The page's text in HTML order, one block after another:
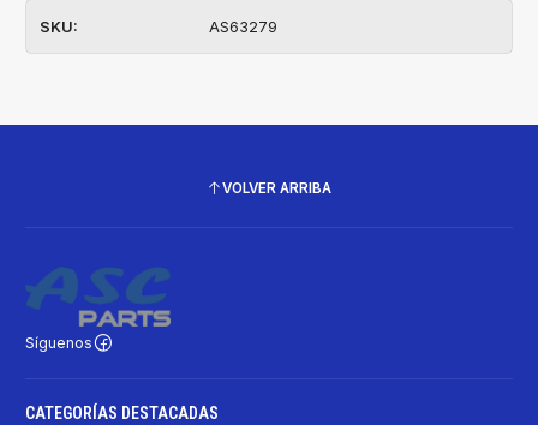
SKU: AS63279
VOLVER ARRIBA
Síguenos
CATEGORÍAS DESTACADAS